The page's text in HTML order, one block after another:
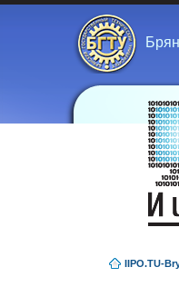
IIPO.TU-